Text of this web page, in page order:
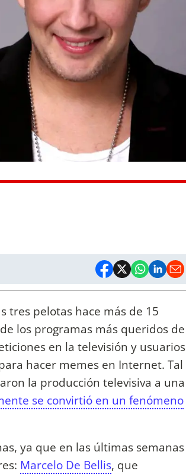
tres pelotas hace más de 15
los programas más queridos de
en la televisión y usuarios
hacer memes en Internet. Tal
la producción televisiva a una
se convirtió en un fenómeno
ya que en las últimas semanas
Marcelo De Bellis, que